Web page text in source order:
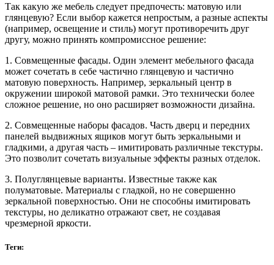
Так какую же мебель следует предпочесть: матовую или
глянцевую? Если выбор кажется непростым, а разные аспекты
(например, освещение и стиль) могут противоречить друг
другу, можно принять компромиссное решение:
1. Совмещенные фасады. Один элемент мебельного фасада
может сочетать в себе частично глянцевую и частично
матовую поверхность. Например, зеркальный центр в
окружении широкой матовой рамки. Это технически более
сложное решение, но оно расширяет возможности дизайна.
2. Совмещенные наборы фасадов. Часть дверц и передних
панелей выдвижных ящиков могут быть зеркальными и
гладкими, а другая часть – имитировать различные текстуры.
Это позволит сочетать визуальные эффекты разных отделок.
3. Полуглянцевые варианты. Известные также как
полуматовые. Материалы с гладкой, но не совершенно
зеркальной поверхностью. Они не способны имитировать
текстуры, но деликатно отражают свет, не создавая
чрезмерной яркости.
Теги: